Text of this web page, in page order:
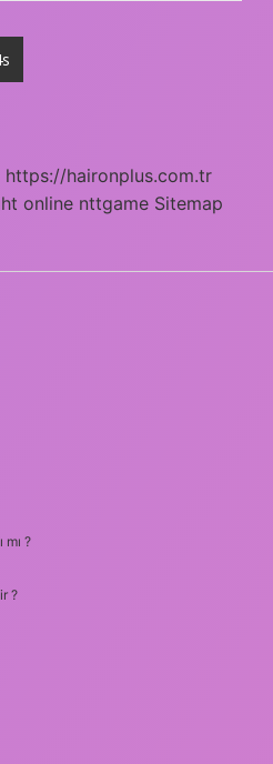
https://haironplus.com.tr
online nttgame Sitemap
?
?